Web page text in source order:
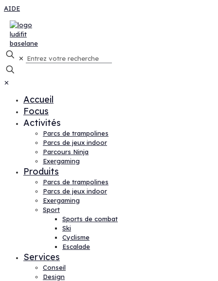
AIDE
✕
✕
Accueil
Focus
Activités
Parcs de trampolines
Parcs de jeux indoor
Parcours Ninja
Exergaming
Produits
Parcs de trampolines
Parcs de jeux indoor
Exergaming
Sport
Sports de combat
Ski
Cyclisme
Escalade
Services
Conseil
Design